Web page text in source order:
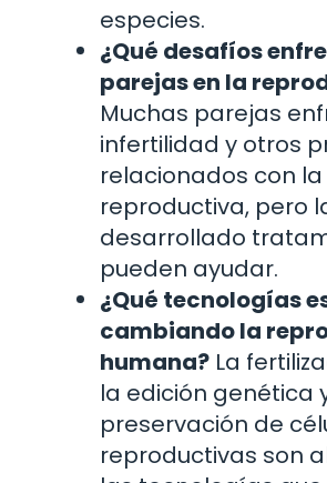
especies.
¿Qué desafíos
parejas en la
Muchas parejas
infertilidad y otros
relacionados con
reproductiva, pero
desarrollado
pueden ayudar.
¿Qué tecnologías
cambiando la
humana? La
la edición genética
preservación de
reproductivas son